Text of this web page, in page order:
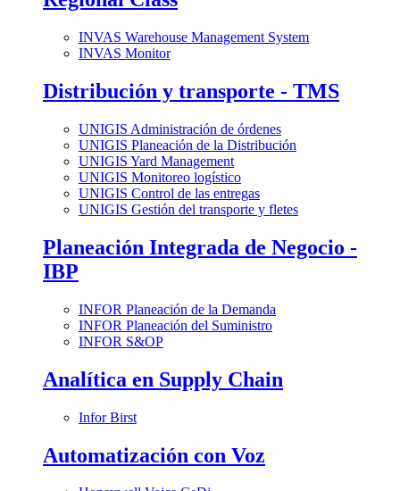
INVAS Warehouse Management System
INVAS Monitor
Distribución y transporte - TMS
UNIGIS Administración de órdenes
UNIGIS Planeación de la Distribución
UNIGIS Yard Management
UNIGIS Monitoreo logístico
UNIGIS Control de las entregas
UNIGIS Gestión del transporte y fletes
Planeación Integrada de Negocio -
IBP
INFOR Planeación de la Demanda
INFOR Planeación del Suministro
INFOR S&OP
Analítica en Supply Chain
Infor Birst
Automatización con Voz